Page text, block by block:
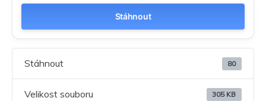
Stáhnout
Stáhnout 80
Velikost souboru 305 KB